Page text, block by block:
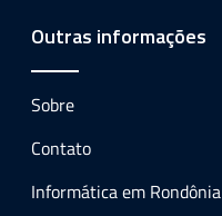
Outras informações
Sobre
Contato
Informática em Rondônia